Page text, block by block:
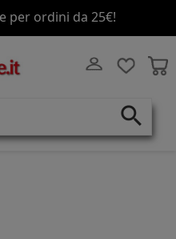
per ordini da 25€!
search